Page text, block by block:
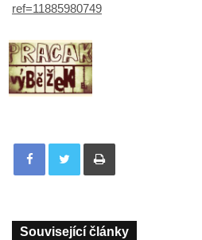
ref=11885980749
Tisknout
Související články